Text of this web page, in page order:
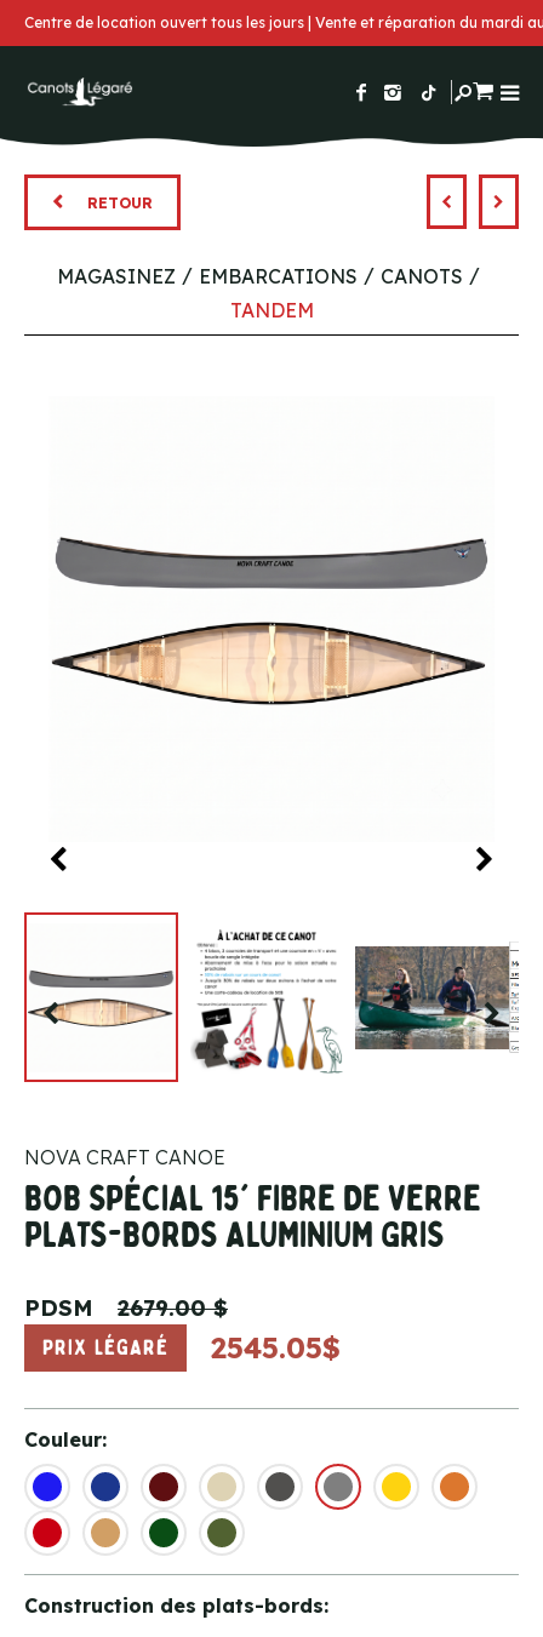
Centre de location ouvert tous les jours | Vente et réparation du mardi
RETOUR
MAGASINEZ EMBARCATIONS
CANOTS
TANDEM
NOVA CRAFT CANOE
BOB SPÉCIAL 15' FIBRE DE VERRE
PLATS-BORDS ALUMINIUM GRIS
PDSM
2679.00 $
PRIX LÉGARÉ
2545.05$
Couleur:
Construction des plats-bords: